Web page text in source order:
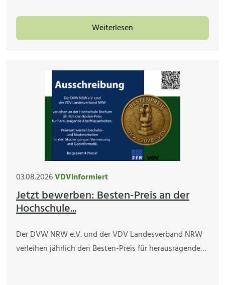
Weiterlesen
03.08.2026VDVinformiert
Jetzt bewerben: Besten-Preis an der
Hochschule...
Der DVW NRW e.V. und der VDV Landesverband NRW
verleihen jährlich den Besten-Preis für herausragende…